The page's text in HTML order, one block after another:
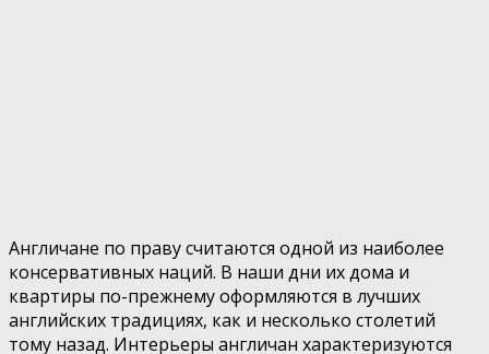
Англичане по праву считаются одной из наиболее
консервативных наций. В наши дни их дома и
квартиры по-прежнему оформляются в лучших
английских традициях, как и несколько столетий
тому назад. Интерьеры англичан характеризуются